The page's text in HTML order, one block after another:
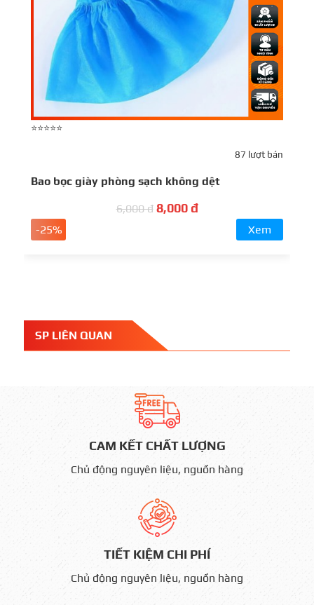
⭐⭐⭐⭐⭐
87 lượt bán
Bao bọc giày phòng sạch không dệt
6,000 đ 8,000 đ
-25% Xem
SP LIÊN QUAN
CAM KẾT CHẤT LƯỢNG
Chủ động nguyên liệu, nguồn hàng
TIẾT KIỆM CHI PHÍ
Chủ động nguyên liệu, nguồn hàng